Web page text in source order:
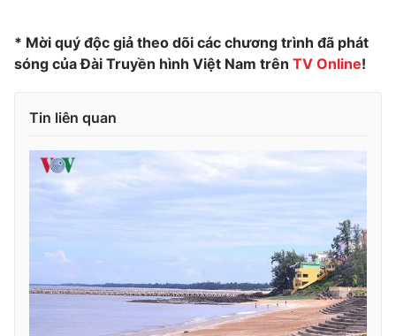
VTV Money VTV Thể thao
VTV Sức khoẻ
Thị trường 24h Tấm lòng Việt
Vươn mình bằng AI
VTV8
Liên hệ tòa soạn English
* Mời quý độc giả theo dõi các chương trình đã phát
sóng của Đài Truyền hình Việt Nam trên TV Online!
Tin liên quan